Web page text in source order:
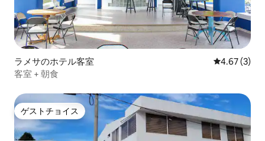
ラメサのホテル客室 レビュー3
4.67 (3)
客室 + 朝食
ゲストチョイス
ゲストチョイス